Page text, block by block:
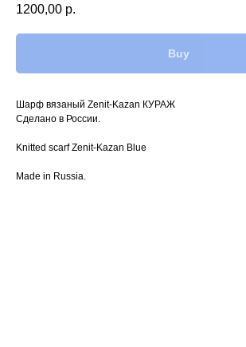
1200,00 р.
Buy
Шарф вязаный Zenit-Kazan КУРАЖ
Сделано в России.
Knitted scarf Zenit-Kazan Blue
Made in Russia.